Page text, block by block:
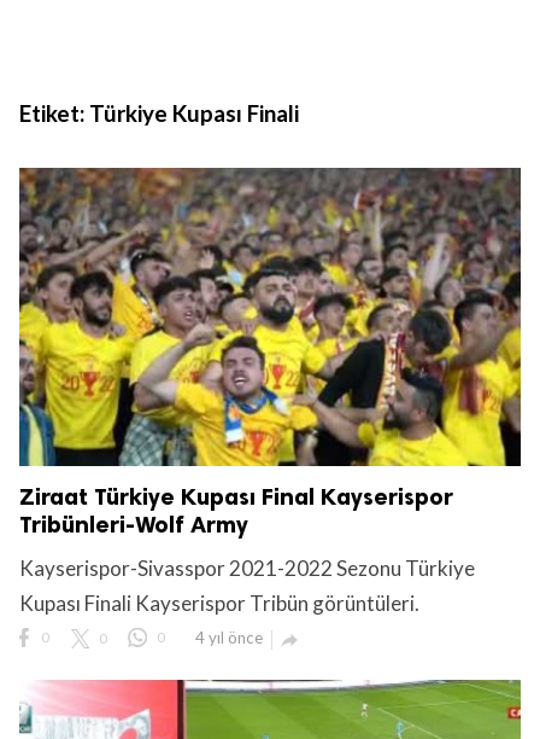
Etiket: Türkiye Kupası Finali
Ziraat Türkiye Kupası Final Kayserispor
Tribünleri-Wolf Army
Kayserispor-Sivasspor 2021-2022 Sezonu Türkiye
Kupası Finali Kayserispor Tribün görüntüleri.
0 0 0 4 yıl önce 